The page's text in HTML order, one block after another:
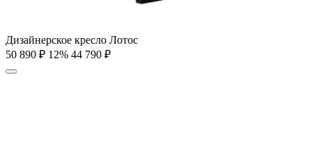
Дизайнерское кресло Лотос
50 890 ₽ 12% 44 790 ₽